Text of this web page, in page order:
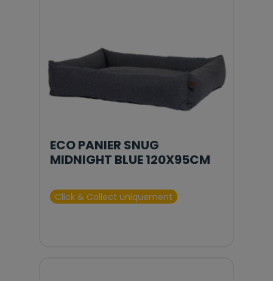
ECO PANIER SNUG
MIDNIGHT BLUE 120X95CM
Click & Collect uniquement